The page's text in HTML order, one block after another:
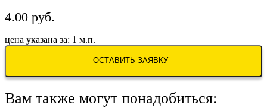
4.00 руб.
цена указана за: 1 м.п.
ОСТАВИТЬ ЗАЯВКУ
Вам также могут понадобиться: